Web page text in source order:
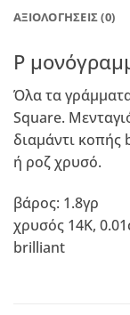
ΑΞΙΟΛΟΓΉΣΕΙΣ (0)
P
Όλα τα
Square.
διαμάντι κοπής
ή ροζ χρυσό.
βάρος: 1.8γρ
χρυσός 14Κ,
brilliant